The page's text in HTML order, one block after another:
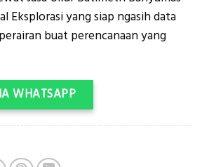
Eksplorasi yang siap ngasih data
buat perencanaan yang
WHATSAPP